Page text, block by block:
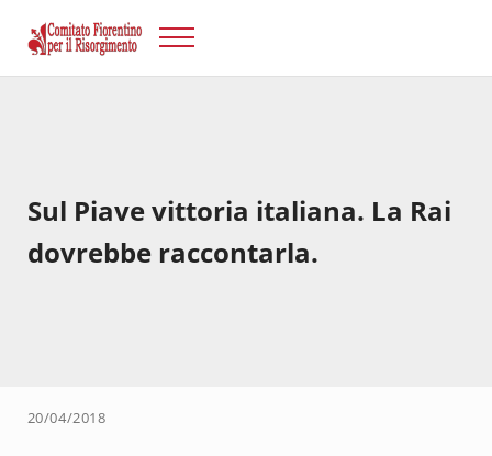
Risorgimento Firenze
Menu
Sul Piave vittoria italiana. La Rai
dovrebbe raccontarla.
20/04/2018